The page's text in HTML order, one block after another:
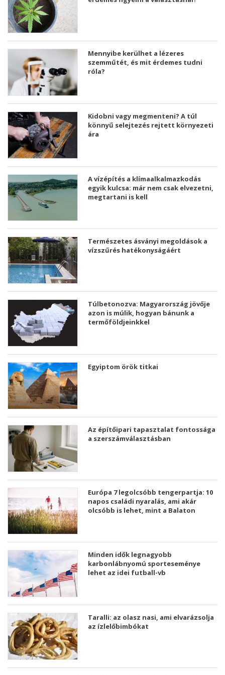
Mennyibe kerülhet a lézeres
szemműtét, és mit érdemes tudni
róla?
Kidobni vagy megmenteni? A túl
könnyű selejtezés rejtett környezeti
ára
A vízépítés a klímaalkalmazkodás
egyik kulcsa: már nem csak elvezetni,
megtartani is kell
Természetes ásványi megoldások a
vízszűrés hatékonyságáért
Túlbetonozva: Magyarország jövője
azon is múlik, hogyan bánunk a
termőföldjeinkkel
Egyiptom örök titkai
Az építőipari tapasztalat fontossága
a szerszámválasztásban
Európa 7 legolcsóbb tengerpartja: 10
napos családi nyaralás, ami akár
olcsóbb is lehet, mint a Balaton
Minden idők legnagyobb
karbonlábnyomú sporteseménye
lehet az idei futball-vb
Taralli: az olasz nasi, ami elvarázsolja
az ízlelőbimbókat